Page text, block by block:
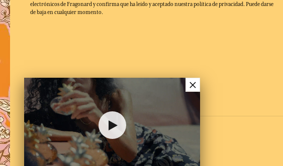
electrónicos de Fragonard y confirma que ha leído y aceptado nuestra política de privacidad. Puede darse
de baja en cualquier momento.
×